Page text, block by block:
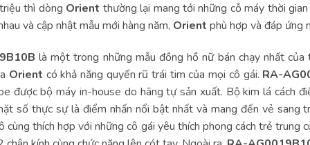
thì dòng Orient thường lại mang tới những cỗ máy thời
và cập nhật mẫu mới hàng năm, Orient phù hợp và đáp ứng
là một trong những mẫu đồng hồ nữ bán chạy nhất
Orient có khả năng quyến rũ trái tim của mọi cô gái. RA-
được bộ máy in-house do hãng tự sản xuất. Bộ kim lá cách
số thực sự là điểm nhấn nổi bật nhất và mang đến vẻ
thích hợp với những cô gái yêu thích phong cách trẻ trung